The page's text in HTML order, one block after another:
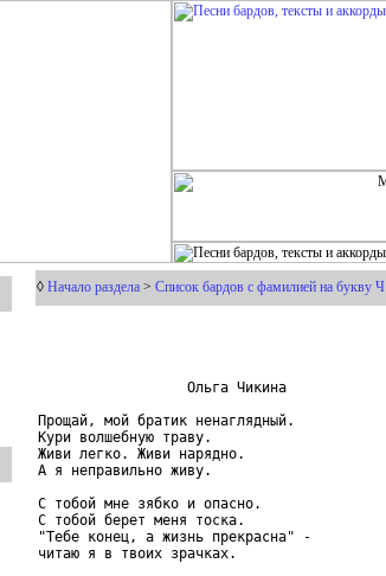
◊ Начало раздела > Список бардов с фамилией на букву Ч
                  Ольга Чикина
Прощай, мой братик ненаглядный.
Кури волшебную траву.
Живи легко. Живи нарядно.
А я неправильно живу.
С тобой мне зябко и опасно.
С тобой берет меня тоска.
"Тебе конец, а жизнь прекрасна" -
читаю я в твоих зрачках.